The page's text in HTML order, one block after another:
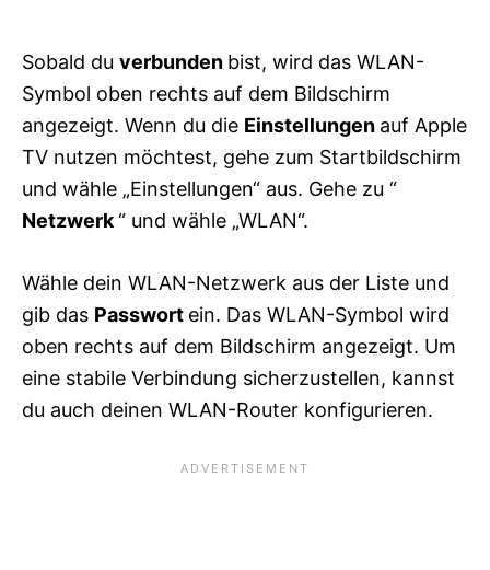
Sobald du verbunden bist, wird das WLAN-
Symbol oben rechts auf dem Bildschirm
angezeigt. Wenn du die Einstellungen auf Apple
TV nutzen möchtest, gehe zum Startbildschirm
und wähle „Einstellungen“ aus. Gehe zu “
Netzwerk“ und wähle „WLAN“.
Wähle dein WLAN-Netzwerk aus der Liste und
gib das Passwort ein. Das WLAN-Symbol wird
oben rechts auf dem Bildschirm angezeigt. Um
eine stabile Verbindung sicherzustellen, kannst
du auch deinen WLAN-Router konfigurieren.